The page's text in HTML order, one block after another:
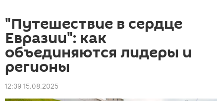
"Путешествие в сердце
Евразии": как
объединяются лидеры и
регионы
12:39 15.08.2025